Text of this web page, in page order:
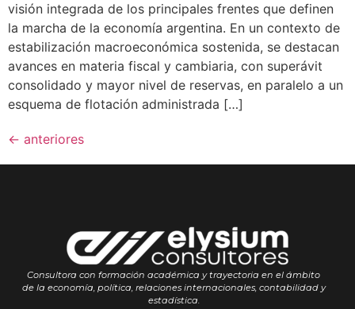
visión integrada de los principales frentes que definen
la marcha de la economía argentina. En un contexto de
estabilización macroeconómica sostenida, se destacan
avances en materia fiscal y cambiaria, con superávit
consolidado y mayor nivel de reservas, en paralelo a un
esquema de flotación administrada […]
← anteriores
Consultora con formación académica y trayectoria en el ámbito
de la economía, política, relaciones internacionales, contabilidad y
estadística.